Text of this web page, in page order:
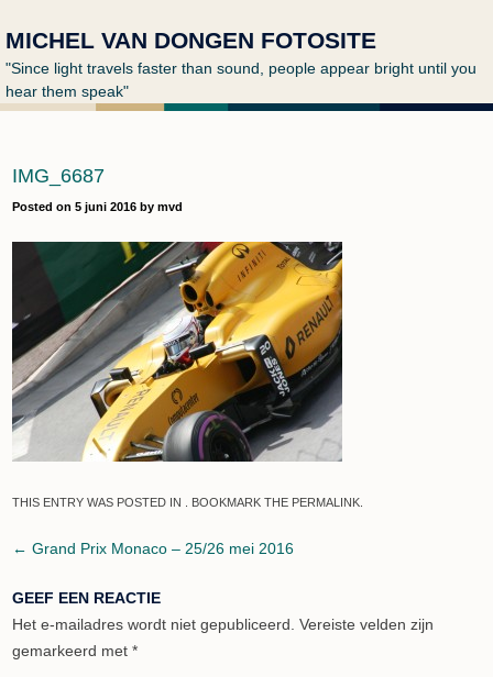
MICHEL VAN DONGEN FOTOSITE
"Since light travels faster than sound, people appear bright until you
hear them speak"
IMG_6687
Posted on 5 juni 2016by mvd
THIS ENTRY WAS POSTED IN . BOOKMARK THE PERMALINK.
Post navigation
← Grand Prix Monaco – 25/26 mei 2016
GEEF EEN REACTIE
Het e-mailadres wordt niet gepubliceerd. Vereiste velden zijn
gemarkeerd met *